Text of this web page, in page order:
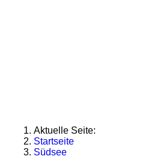
Aktuelle Seite:
Startseite
Südsee